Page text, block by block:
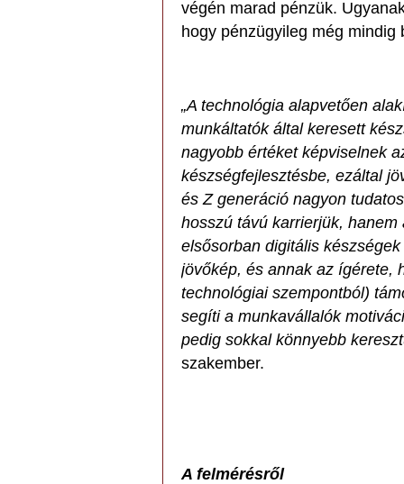
végén marad pénzük.
hogy pénzügyileg még
„A technológia alapvetően
munkáltatók által keresett
nagyobb értéket képviselnek
készségfejlesztésbe, ezáltal
és Z generáció nagyon
hosszú távú karrierjük,
elsősorban digitális
jövőkép, és annak az ígérete,
technológiai szempontból)
segíti a munkavállalók
pedig sokkal könnyebb
szakember.
A felmérésről